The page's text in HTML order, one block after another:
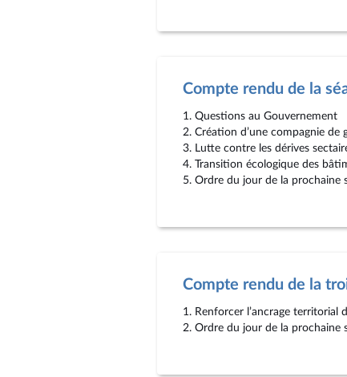
Compte rendu de la
1. Questions au Gouvernement
2. Création d’une compagnie de
3. Lutte contre les dérives
4. Transition écologique des
5. Ordre du jour de la prochaine
Compte rendu de la
1. Renforcer l’ancrage territorial
2. Ordre du jour de la prochaine